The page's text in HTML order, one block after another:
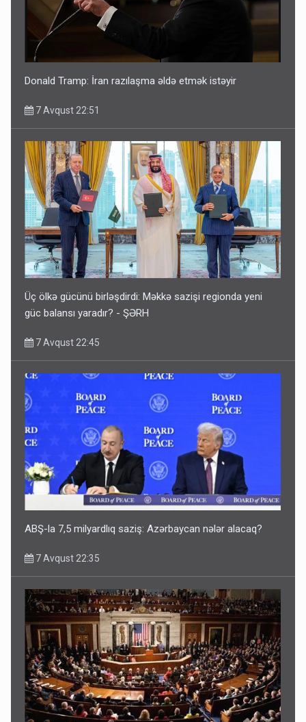
Donald Tramp: İran razılaşma əldə etmək istəyir
7 Avqust 22:51
Üç ölkə gücünü birləşdirdi: Məkkə sazişi regionda yeni
güc balansı yaradır? - ŞƏRH
7 Avqust 22:45
ABŞ-la 7,5 milyardlıq saziş: Azərbaycan nələr alacaq?
7 Avqust 22:35